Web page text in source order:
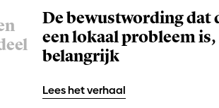
De bewustwording dat
een lokaal probleem is,
belangrijk
Lees het verhaal